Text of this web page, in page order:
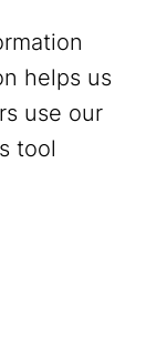
helps us
use our
tool